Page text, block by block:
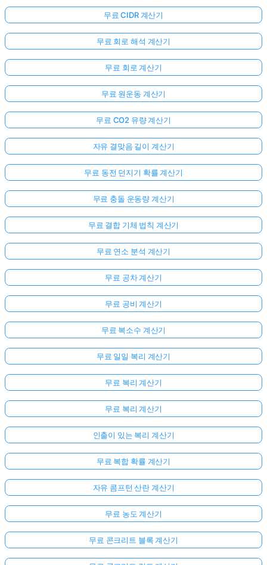
무료 CIDR 계산기
무료 회로 해석 계산기
무료 회로 계산기
무료 원운동 계산기
무료 CO2 유량 계산기
자유 결맞음 길이 계산기
무료 동전 던지기 확률 계산기
무료 충돌 운동량 계산기
무료 결합 기체 법칙 계산기
무료 연소 분석 계산기
무료 공차 계산기
무료 공비 계산기
무료 복소수 계산기
무료 일일 복리 계산기
무료 복리 계산기
무료 복리 계산기
인출이 있는 복리 계산기
무료 복합 확률 계산기
자유 콤프턴 산란 계산기
무료 농도 계산기
무료 콘크리트 블록 계산기